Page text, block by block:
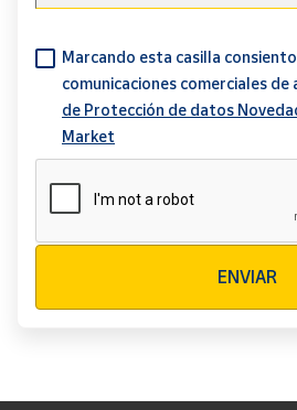
Marcando esta casilla
comunicaciones comerciales de
de Protección de datos
Market
ENVIAR